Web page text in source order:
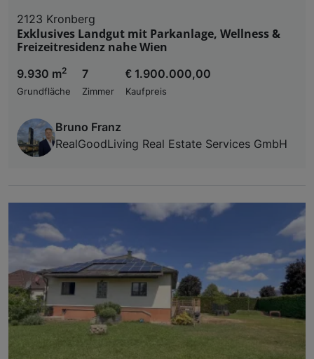
2123 Kronberg
Exklusives Landgut mit Parkanlage, Wellness &
Freizeitresidenz nahe Wien
9.930 m2
Grundfläche
7
Zimmer
€ 1.900.000,00
Kaufpreis
Bruno Franz
RealGoodLiving Real Estate Services GmbH